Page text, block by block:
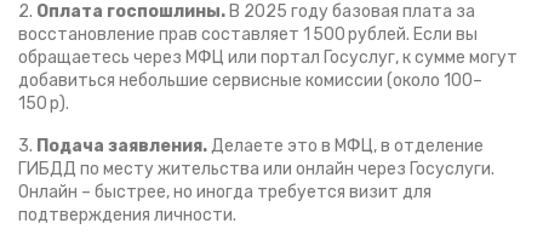
2. Оплата госпошлины. В 2025 году базовая плата за
восстановление прав составляет 1 500 рублей. Если вы
обращаетесь через МФЦ или портал Госуслуг, к сумме могут
добавиться небольшие сервисные комиссии (около 100–
150 р).
3. Подача заявления.Делаете это в МФЦ, в отделение
ГИБДД по месту жительства или онлайн через Госуслуги.
Онлайн – быстрее, но иногда требуется визит для
подтверждения личности.